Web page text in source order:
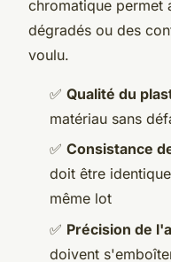
chromatique permet
dégradés ou des
voulu.
✅ Qualité du
matériau sans
✅ Consistance
doit être
même lot
✅ Précision de
doivent